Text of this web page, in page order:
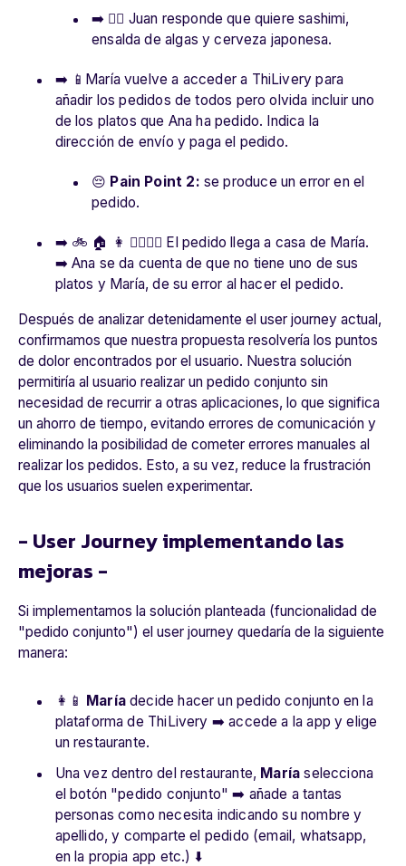
➡️ 👱‍♂️ Juan responde que quiere sashimi,
ensalda de algas y cerveza japonesa.
➡️ 📱María vuelve a acceder a ThiLivery para
añadir los pedidos de todos pero olvida incluir uno
de los platos que Ana ha pedido. Indica la
dirección de envío y paga el pedido.
😔 Pain Point 2: se produce un error en el
pedido.
➡️ 🚲 🏠 👩 👱‍♀️👱‍♂️ El pedido llega a casa de María.
➡️ Ana se da cuenta de que no tiene uno de sus
platos y María, de su error al hacer el pedido.
Después de analizar detenidamente el user journey actual,
confirmamos que nuestra propuesta resolvería los puntos
de dolor encontrados por el usuario. Nuestra solución
permitiría al usuario realizar un pedido conjunto sin
necesidad de recurrir a otras aplicaciones, lo que significa
un ahorro de tiempo, evitando errores de comunicación y
eliminando la posibilidad de cometer errores manuales al
realizar los pedidos. Esto, a su vez, reduce la frustración
que los usuarios suelen experimentar.
- User Journey implementando las
mejoras -
Si implementamos la solución planteada (funcionalidad de
"pedido conjunto") el user journey quedaría de la siguiente
manera:
👩📱 Maríadecide hacer un pedido conjunto en la
plataforma de ThiLivery ➡️ accede a la app y elige
un restaurante.
Una vez dentro del restaurante, María selecciona
el botón "pedido conjunto" ➡️ añade a tantas
personas como necesita indicando su nombre y
apellido, y comparte el pedido (email, whatsapp,
en la propia app etc.) ⬇️